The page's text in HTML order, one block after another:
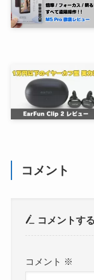
コメント
コメントする
コメント ※